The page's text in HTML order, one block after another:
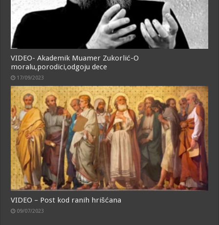
VIDEO- Akademik Muamer Zukorlić-O
moralu,porodici,odgoju dece
17/09/2023
VIDEO – Post kod ranih hrišćana
09/07/2023